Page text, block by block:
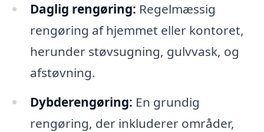
Daglig rengøring: Regelmæssig
rengøring af hjemmet eller kontoret,
herunder støvsugning, gulvvask, og
afstøvning.
Dybderengøring: En grundig
rengøring, der inkluderer områder,